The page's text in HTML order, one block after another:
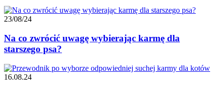
23/08/24
Na co zwrócić uwagę wybierając karmę dla
starszego psa?
16.08.24